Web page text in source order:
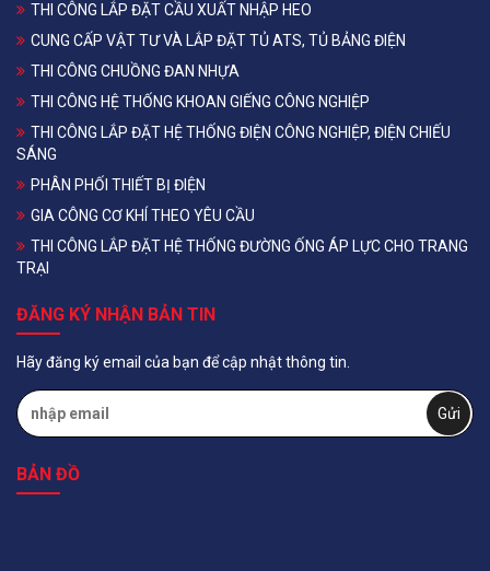
THI CÔNG LẮP ĐẶT CẦU XUẤT NHẬP HEO
CUNG CẤP VẬT TƯ VÀ LẮP ĐẶT TỦ ATS, TỦ BẢNG ĐIỆN
THI CÔNG CHUỒNG ĐAN NHỰA
THI CÔNG HỆ THỐNG KHOAN GIẾNG CÔNG NGHIỆP
THI CÔNG LẮP ĐẶT HỆ THỐNG ĐIỆN CÔNG NGHIỆP, ĐIỆN CHIẾU
SÁNG
PHÂN PHỐI THIẾT BỊ ĐIỆN
GIA CÔNG CƠ KHÍ THEO YÊU CẦU
THI CÔNG LẮP ĐẶT HỆ THỐNG ĐƯỜNG ỐNG ÁP LỰC CHO TRANG
TRẠI
ĐĂNG KÝ NHẬN BẢN TIN
Hãy đăng ký email của bạn để cập nhật thông tin.
BẢN ĐỒ